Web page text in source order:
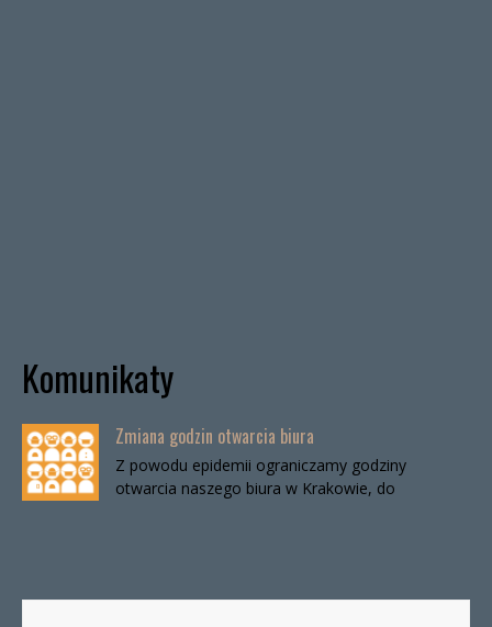
Komunikaty
Zmiana godzin otwarcia biura
Z powodu epidemii ograniczamy godziny
otwarcia naszego biura w Krakowie, do